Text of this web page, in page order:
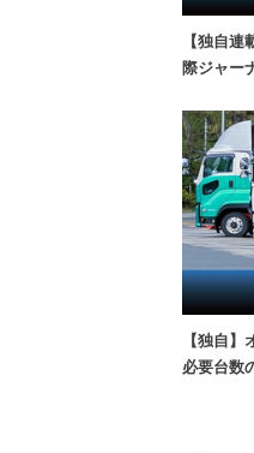
【独自
際ジャー
【独自
必要台数